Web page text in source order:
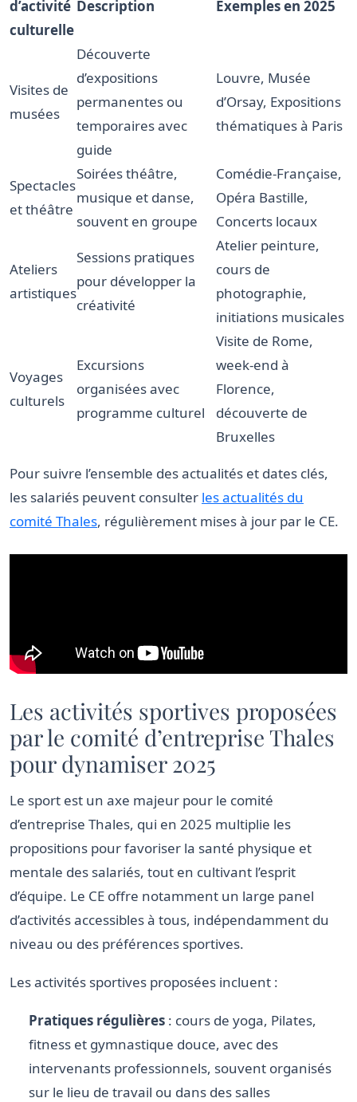
d’activité
culturelle
Description Exemples en 2025
Visites de
musées
Découverte
d’expositions
permanentes ou
temporaires avec
guide
Louvre, Musée
d’Orsay, Expositions
thématiques à Paris
Spectacles
et théâtre
Soirées théâtre,
musique et danse,
souvent en groupe
Comédie-Française,
Opéra Bastille,
Concerts locaux
Ateliers
artistiques
Sessions pratiques
pour développer la
créativité
Atelier peinture,
cours de
photographie,
initiations musicales
Voyages
culturels
Excursions
organisées avec
programme culturel
Visite de Rome,
week-end à
Florence,
découverte de
Bruxelles
Pour suivre l’ensemble des actualités et dates clés,
les salariés peuvent consulter les actualités du
comité Thales, régulièrement mises à jour par le CE.
Les activités sportives proposées
par le comité d’entreprise Thales
pour dynamiser 2025
Le sport est un axe majeur pour le comité
d’entreprise Thales, qui en 2025 multiplie les
propositions pour favoriser la santé physique et
mentale des salariés, tout en cultivant l’esprit
d’équipe. Le CE offre notamment un large panel
d’activités accessibles à tous, indépendamment du
niveau ou des préférences sportives.
Les activités sportives proposées incluent :
Pratiques régulières : cours de yoga, Pilates,
fitness et gymnastique douce, avec des
intervenants professionnels, souvent organisés
sur le lieu de travail ou dans des salles